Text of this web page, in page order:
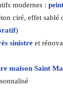
modernes :
ciré, effet sablé
)
sinistreet
maison Saint